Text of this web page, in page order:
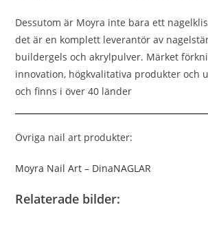
Dessutom är Moyra inte bara ett
det är en komplett leverantör av
buildergels och akrylpulver. Märket
innovation, högkvalitativa produkter och
och finns i över 40 länder
Övriga nail art produkter:
Moyra Nail Art – DinaNAGLAR
Relaterade bilder: